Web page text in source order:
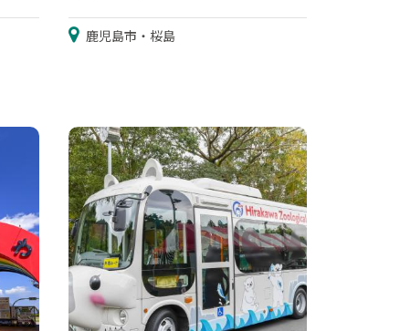
鹿児島市・桜島